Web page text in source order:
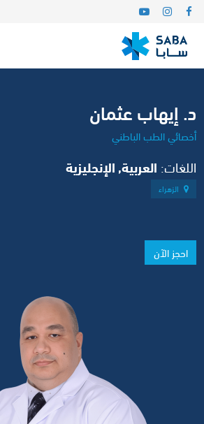
د. إيهاب عثمان
أخصائي الطب الباطني
اللغات: العربية, الإنجليزية
الزهراء
احجز الآن